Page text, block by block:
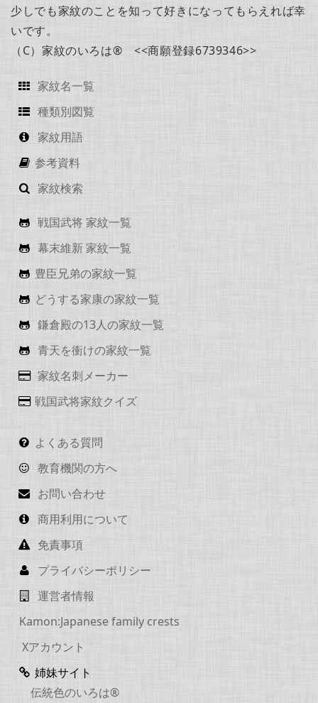
少しでも家紋のことを知って好きになってもらえれば幸
いです。
（C）家紋のいろは® <<商願登録6739346>>
家紋名一覧
種類別図覧
家紋用語
参考資料
家紋検索
戦国武将 家紋一覧
幕末維新 家紋一覧
豊臣兄弟の家紋一覧
どうする家康の家紋一覧
鎌倉殿の13人の家紋一覧
青天を衝けの家紋一覧
家紋名刺メーカー
戦国武将家紋クイズ
よくある質問
教育機関の方へ
お問い合わせ
商用利用について
免責事項
プライバシーポリシー
運営者情報
Kamon:Japanese family crests
Xアカウント
姉妹サイト
伝統色のいろは®